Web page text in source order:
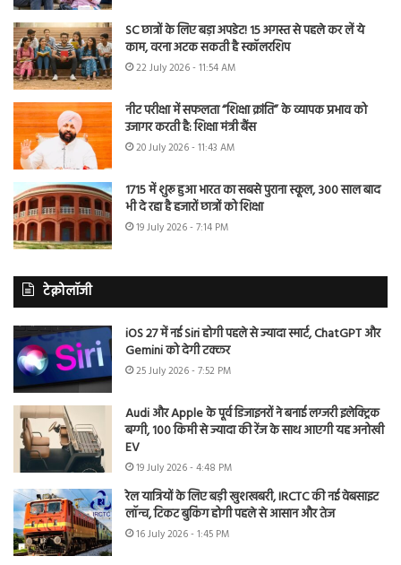
SC छात्रों के लिए बड़ा अपडेट! 15 अगस्त से पहले कर लें ये
काम, वरना अटक सकती है स्कॉलरशिप
22 July 2026 - 11:54 AM
नीट परीक्षा में सफलता “शिक्षा क्रांति” के व्यापक प्रभाव को
उजागर करती है: शिक्षा मंत्री बैंस
20 July 2026 - 11:43 AM
1715 में शुरू हुआ भारत का सबसे पुराना स्कूल, 300 साल बाद
भी दे रहा है हजारों छात्रों को शिक्षा
19 July 2026 - 7:14 PM
टेक्नोलॉजी
iOS 27 में नई Siri होगी पहले से ज्यादा स्मार्ट, ChatGPT और
Gemini को देगी टक्कर
25 July 2026 - 7:52 PM
Audi और Apple के पूर्व डिजाइनरों ने बनाई लग्जरी इलेक्ट्रिक
बग्गी, 100 किमी से ज्यादा की रेंज के साथ आएगी यह अनोखी
EV
19 July 2026 - 4:48 PM
रेल यात्रियों के लिए बड़ी खुशखबरी, IRCTC की नई वेबसाइट
लॉन्च, टिकट बुकिंग होगी पहले से आसान और तेज
16 July 2026 - 1:45 PM